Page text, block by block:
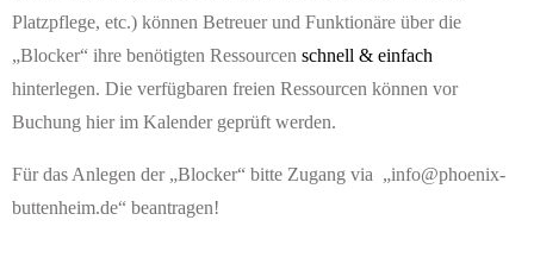
Platzpflege, etc.) können Betreuer und Funktionäre über die
„Blocker“ ihre benötigten Ressourcen schnell & einfach
hinterlegen. Die verfügbaren freien Ressourcen können vor
Buchung hier im Kalender geprüft werden.
Für das Anlegen der „Blocker“ bitte Zugang via „info@phoenix-
buttenheim.de“ beantragen!